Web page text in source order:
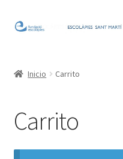
Ir
navegación
Ir
Inicio Carrito
Carrito